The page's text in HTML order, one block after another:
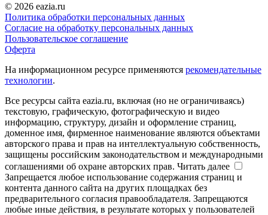
© 2026 eazia.ru
Политика обработки персональных данных
Согласие на обработку персональных данных
Пользовательское соглашение
Оферта
На информационном ресурсе применяются рекомендательные
технологии.
Все ресурсы сайта eazia.ru, включая (но не ограничиваясь)
текстовую, графическую, фотографическую и видео
информацию, структуру, дизайн и оформление страниц,
доменное имя, фирменное наименование являются объектами
авторского права и прав на интеллектуальную собственность,
защищены российским законодательством и международными
соглашениями об охране авторских прав. Читать далее
Запрещается любое использование содержания страниц и
контента данного сайта на других площадках без
предварительного согласия правообладателя. Запрещаются
любые иные действия, в результате которых у пользователей